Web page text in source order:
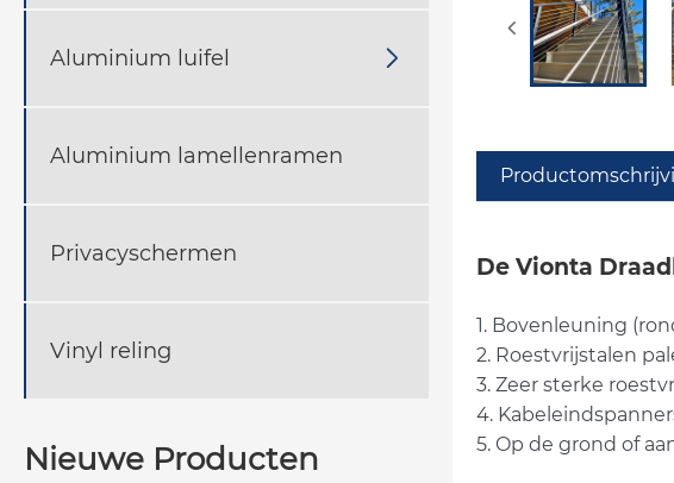
Aluminium luifel 
Aluminium lamellenramen
Privacyschermen
Vinyl reling
Nieuwe Producten
De Vionta
1. Bovenleuning
2. Roestvrijstalen
3. Zeer sterke
4.
5. Op de grond of